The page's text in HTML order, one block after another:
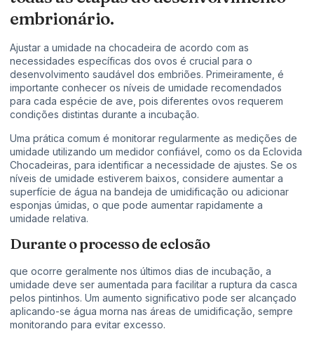
embrionário.
Ajustar a umidade na chocadeira de acordo com as
necessidades específicas dos ovos é crucial para o
desenvolvimento saudável dos embriões. Primeiramente, é
importante conhecer os níveis de umidade recomendados
para cada espécie de ave, pois diferentes ovos requerem
condições distintas durante a incubação.
Uma prática comum é monitorar regularmente as medições de
umidade utilizando um medidor confiável, como os da Eclovida
Chocadeiras, para identificar a necessidade de ajustes. Se os
níveis de umidade estiverem baixos, considere aumentar a
superfície de água na bandeja de umidificação ou adicionar
esponjas úmidas, o que pode aumentar rapidamente a
umidade relativa.
Durante o processo de eclosão
que ocorre geralmente nos últimos dias de incubação, a
umidade deve ser aumentada para facilitar a ruptura da casca
pelos pintinhos. Um aumento significativo pode ser alcançado
aplicando-se água morna nas áreas de umidificação, sempre
monitorando para evitar excesso.